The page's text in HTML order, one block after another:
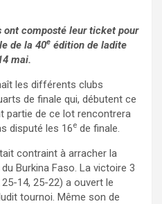
ont composté leur ticket pour
de la 40e édition de ladite
mai.
les différents clubs
de finale qui, débutent ce
partie de ce lot rencontrera
disputé les 16e de finale.
contraint à arracher la
Burkina Faso. La victoire 3
14, 25-22) a ouvert le
tournoi. Même son de